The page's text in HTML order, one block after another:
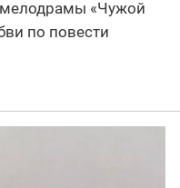
мелодрамы «Чужой
по повести